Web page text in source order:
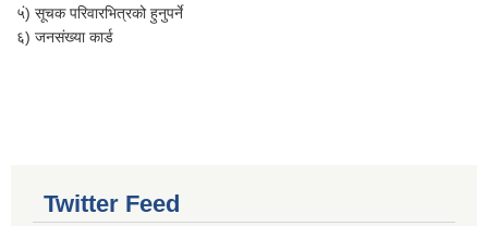
५ं) सूचक परिवारभित्रको हुनुपर्ने
६) जनसंख्या कार्ड
Twitter Feed